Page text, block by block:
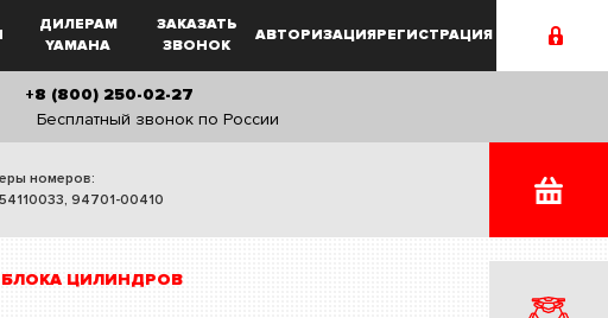
ДИЛЕРАМ
YAMAHA
ЗАКАЗАТЬ
ЗВОНОК
АВТОРИЗАЦИЯРЕГИСТРАЦИЯ
+8 (800) 250-02-27
Бесплатный звонок по России
номеров:
, 94701-00410
ЦИЛИНДРОВ